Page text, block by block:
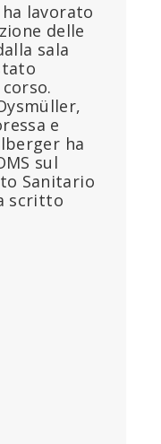
ha lavorato
delle
sala
e
ha
sul
Sanitario
scritto